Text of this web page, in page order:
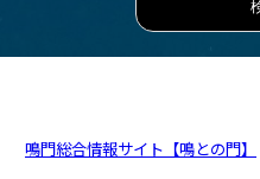
鳴門総合情報サイト【鳴との門】